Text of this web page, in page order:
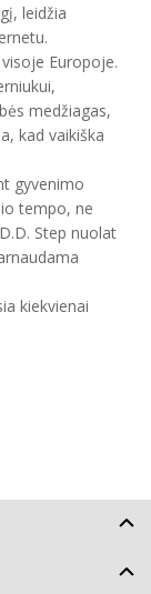
leidžia
Europoje.
medžiagas,
kad vaikiška
gyvenimo
tempo, ne
Step nuolat
kiekvienai